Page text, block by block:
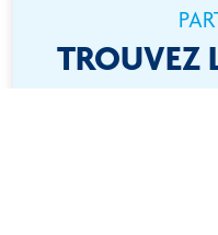
TROUVEZ
PLUS